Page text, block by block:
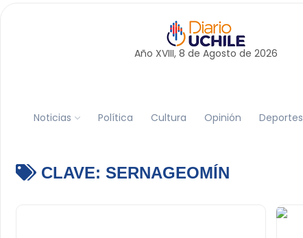
Año XVIII, 8 de Agosto de 2026
Noticias Política Cultura Opinión Deportes
CLAVE: SERNAGEOMÍN